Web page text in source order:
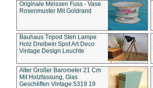
Originale Meissen Fuss - Vase
Rosenmuster Mit Goldrand
Bauhaus Tripod Steh Lampe
Holz Dreibein Spot Art Deco
Vintage Design Leuchte
Alter Großer Barometer 21 Cm
Mit Holzfassung, Glas
Geschliffen Vintage 5319 19